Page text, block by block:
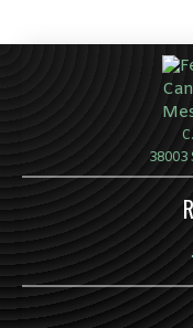
38003